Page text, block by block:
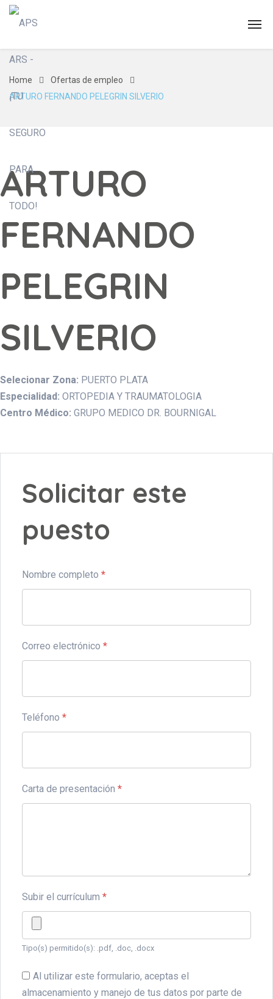
Home
Ofertas de empleo
ARTURO FERNANDO PELEGRIN SILVERIO
ARTURO
FERNANDO
PELEGRIN
SILVERIO
Selecionar Zona: PUERTO PLATA
Especialidad: ORTOPEDIA Y TRAUMATOLOGIA
Centro Médico: GRUPO MEDICO DR. BOURNIGAL
Solicitar este
puesto
Nombre completo *
Correo electrónico *
Teléfono *
Carta de presentación *
Subir el currículum *
Tipo(s) permitido(s): .pdf, .doc, .docx
Al utilizar este formulario, aceptas el
almacenamiento y manejo de tus datos por parte de